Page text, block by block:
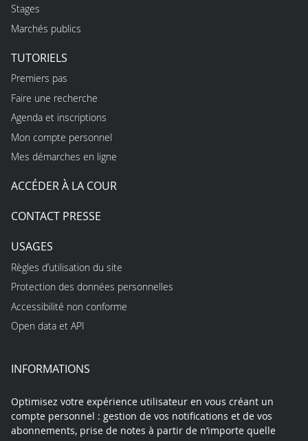
Stages
Marchés publics
TUTORIELS
Premiers pas
Faire une recherche
Agenda et inscriptions
Mon compte personnel
Mes démarches en ligne
ACCÉDER À LA COUR
CONTACT PRESSE
USAGES
Règles d’utilisation du site
Protection des données personnelles
Accessibilité non conforme
Open data et API
INFORMATIONS
Optimisez votre expérience utilisateur en vous créant un
compte personnel : gestion de vos notifications et de vos
abonnements, prise de notes à partir de n’importe quelle